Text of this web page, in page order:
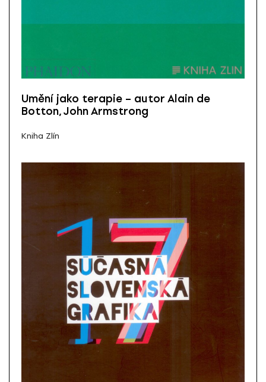
Umění jako terapie – autor Alain de
Botton, John Armstrong
Kniha Zlín